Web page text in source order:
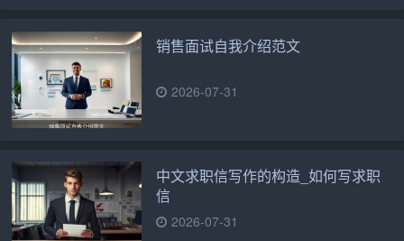
销售面试自我介绍范文
2026-07-31
中文求职信写作的构造_如何写求职
信
2026-07-31